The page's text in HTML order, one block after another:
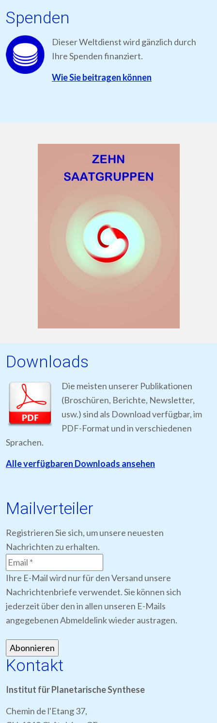
Spenden
Dieser Weltdienst wird gänzlich durch
Ihre Spenden finanziert.
Wie Sie beitragen können
Downloads
Die meisten unserer Publikationen
(Broschüren, Berichte, Newsletter,
usw.) sind als Download verfügbar, im
PDF-Format und in verschiedenen
Sprachen.
Alle verfügbaren Downloads ansehen
Mailverteiler
Registrieren Sie sich, um unsere neuesten
Nachrichten zu erhalten.
Ihre E-Mail wird nur für den Versand unsere
Nachrichtenbriefe verwendet. Sie können sich
jederzeit über den in allen unseren E-Mails
angegebenen Abmeldelink wieder austragen.
Kontakt
Institut für Planetarische Synthese
Chemin de l'Etang 37,